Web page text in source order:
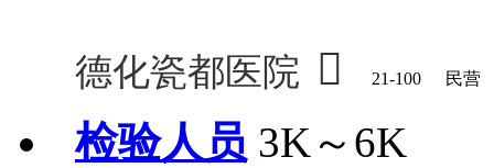
德化瓷都医院  21-100 民营
检验人员 3K～6K